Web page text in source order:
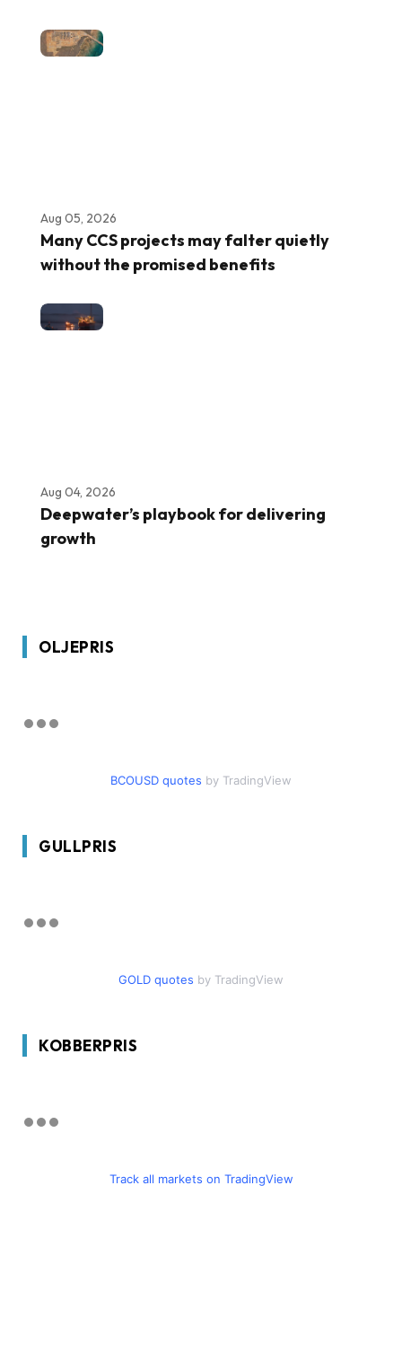
Aug 05, 2026
Many CCS projects may falter quietly
without the promised benefits
Aug 04, 2026
Deepwater’s playbook for delivering
growth
OLJEPRIS
BCOUSD quotes by TradingView
GULLPRIS
GOLD quotes by TradingView
KOBBERPRIS
Track all markets on TradingView